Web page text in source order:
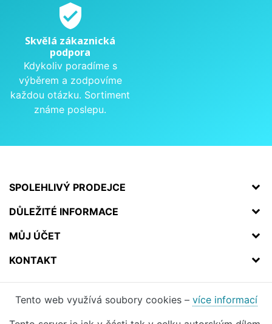
verified_user
Skvělá zákaznická
podpora
Kdykoliv poradíme s
výběrem a zodpovíme
každou otázku. Sortiment
známe poslepu.
SPOLEHLIVÝ PRODEJCE
DŮLEŽITÉ INFORMACE
MŮJ ÚČET
KONTAKT
Tento web využívá soubory cookies – více informací